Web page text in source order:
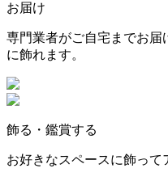
お届け
専門業者がご自宅までお届
に飾れます。
飾る・鑑賞する
お好きなスペースに飾って